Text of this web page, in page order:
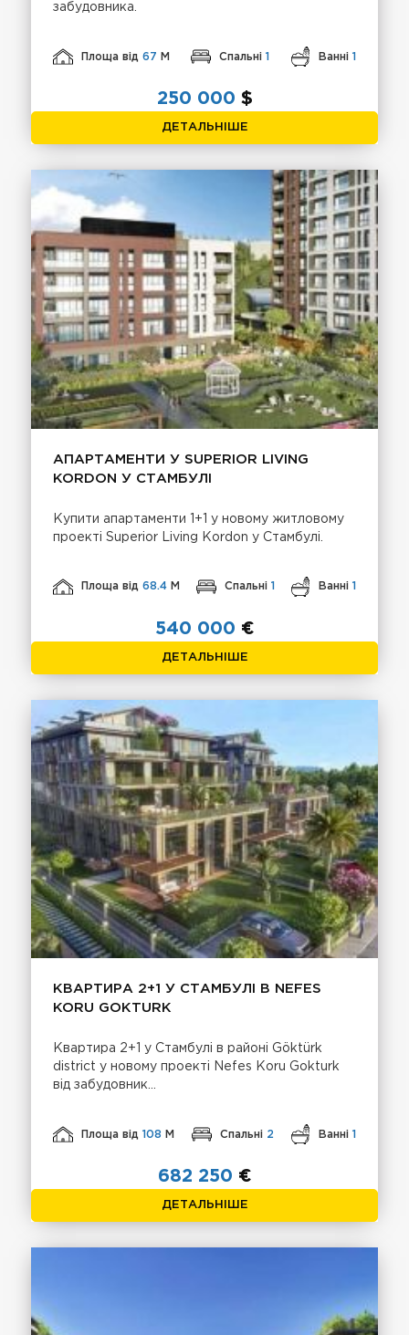
забудовника.
Площа від67 М Спальні 1 Ванні 1
250 000 $
ДЕТАЛЬНІШЕ
АПАРТАМЕНТИ У SUPERIOR LIVING
KORDON У СТАМБУЛІ
Купити апартаменти 1+1 у новому житловому
проекті Superior Living Kordon у Стамбулі.
Площа від68.4 М Спальні 1 Ванні 1
540 000 €
ДЕТАЛЬНІШЕ
КВАРТИРА 2+1 У СТАМБУЛІ В NEFES
KORU GOKTURK
Квартира 2+1 у Стамбулі в районі Göktürk
district у новому проекті Nefes Koru Gokturk
від забудовник...
Площа від108 М Спальні 2 Ванні 1
682 250 €
ДЕТАЛЬНІШЕ